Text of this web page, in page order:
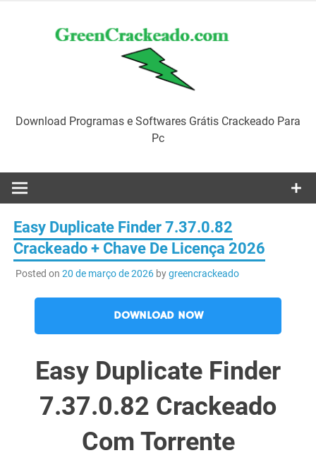
Download Programas e Softwares Grátis Crackeado Para
Pc
Easy Duplicate Finder 7.37.0.82
Crackeado + Chave De Licença 2026
Posted on 20 de março de 2026bygreencrackeado
DOWNLOAD NOW
Easy Duplicate Finder
7.37.0.82 Crackeado
Com Torrente